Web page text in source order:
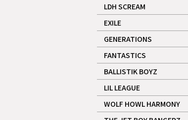
LDH SCREAM
記事
EXILE
記事
GENERATIONS
記事
FANTASTICS
記事
BALLISTIK BOYZ
記事
LIL LEAGUE
記事
WOLF HOWL HARMONY
記事